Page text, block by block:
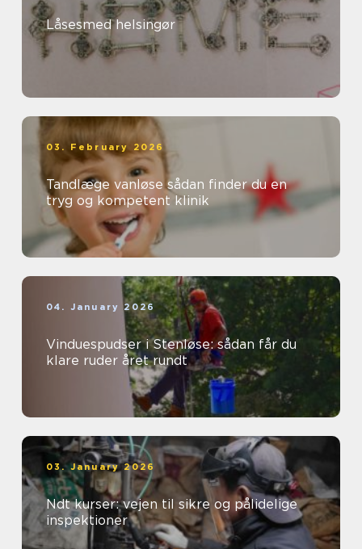
Låsesmed helsingør
03. February 2026
Tandlæge vanløse sådan finder du en
tryg og kompetent klinik
04. January 2026
Vinduespudser i Stenløse: sådan får du
klare ruder året rundt
03. January 2026
Ndt kurser: vejen til sikre og pålidelige
inspektioner